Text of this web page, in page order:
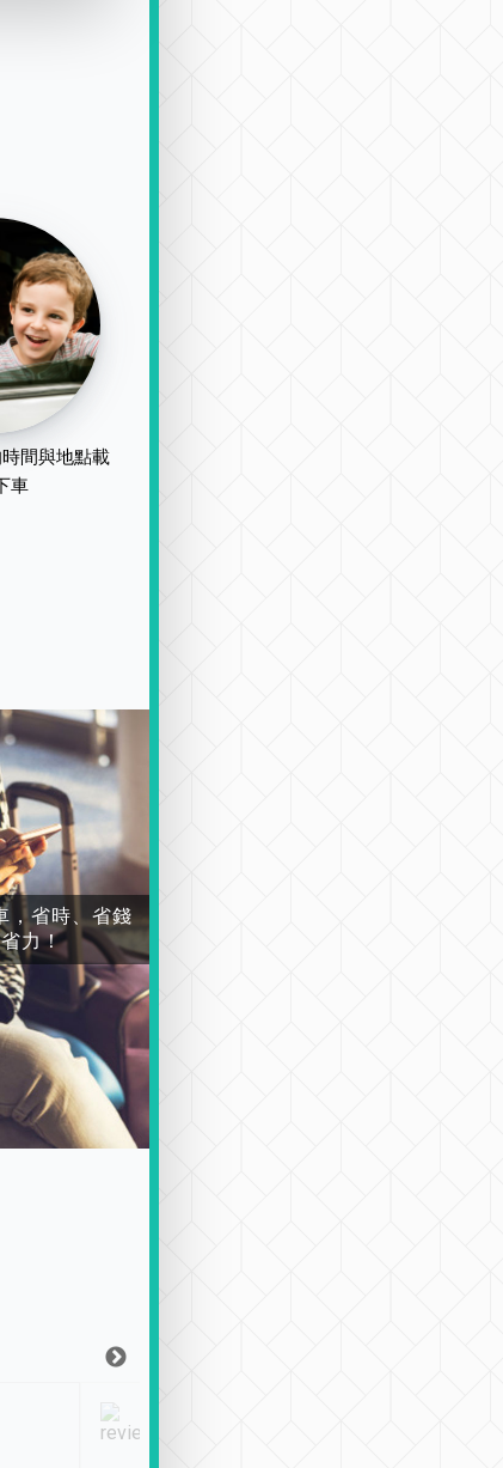
間與地點載
車
，省時、省錢
力！